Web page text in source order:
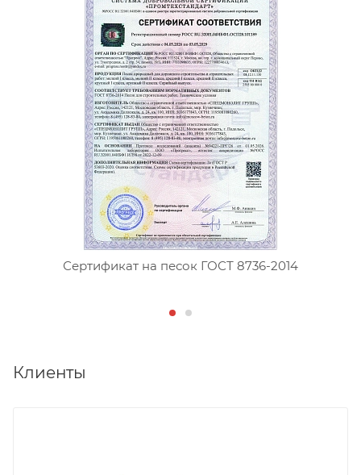
Сертификат на песок ГОСТ 8736-2014
Клиенты